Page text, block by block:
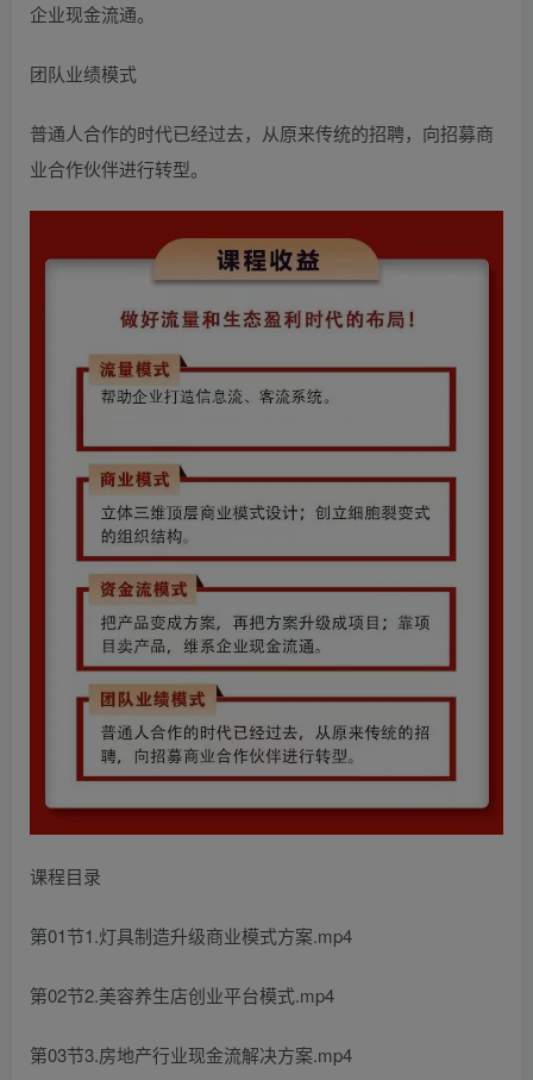
企业现金流通。
团队业绩模式
普通人合作的时代已经过去，从原来传统的招聘，向招募商
业合作伙伴进行转型。
课程目录
第01节1.灯具制造升级商业模式方案.mp4
第02节2.美容养生店创业平台模式.mp4
第03节3.房地产行业现金流解决方案.mp4